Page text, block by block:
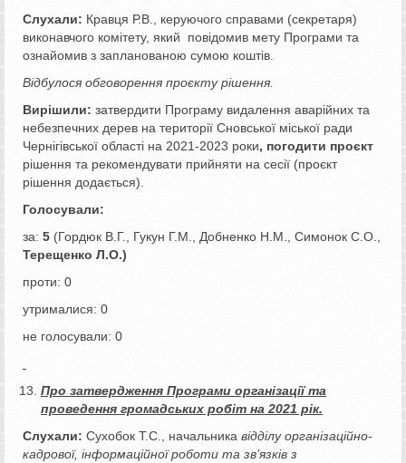
Слухали: Кравця Р.В., керуючого справами (секретаря)
виконавчого комітету, який повідомив мету Програми та
ознайомив з запланованою сумою коштів.
Відбулося обговорення проєкту рішення.
Вирішили: затвердити Програму видалення аварійних та
небезпечних дерев на території Сновської міської ради
Чернігівської області на 2021-2023 роки, погодити проєкт
рішення та рекомендувати прийняти на сесії (проєкт
рішення додається).
Голосували:
за: 5 (Гордюк В.Г., Гукун Г.М., Добненко Н.М., Симонок С.О.,
Терещенко Л.О.)
проти: 0
утрималися: 0
не голосували: 0
Про затвердження Програми організації та
проведення громадських робіт на 2021 рік.
Слухали: Сухобок Т.С., начальника відділу організаційно-
кадрової, інформаційної роботи та зв’язків з